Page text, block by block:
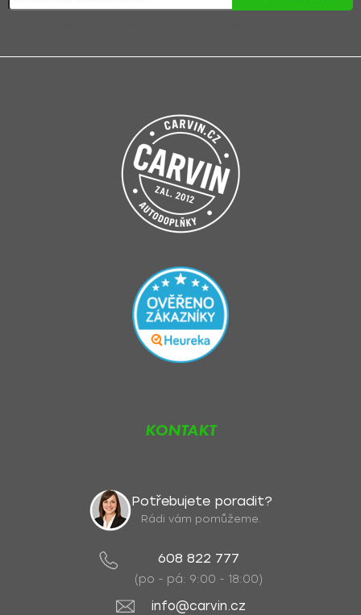
KONTAKT
Potřebujete poradit?
Rádi vám pomůžeme.
608 822 777
(po - pá: 9:00 - 18:00)
info@carvin.cz